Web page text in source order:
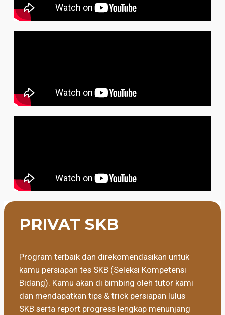
PRIVAT SKB
Program terbaik dan direkomendasikan untuk
kamu persiapan tes SKB (Seleksi Kompetensi
Bidang). Kamu akan di bimbing oleh tutor kami
dan mendapatkan tips & trick persiapan lulus
SKB serta report progress lengkap menunjang